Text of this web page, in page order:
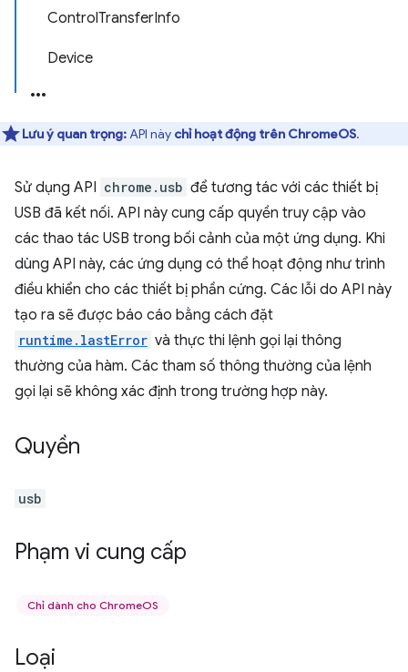
ControlTransferInfo
Device
Lưu ý quan trọng:API này chỉ hoạt động trên ChromeOS.
Sử dụng API chrome.usb để tương tác với các thiết bị
USB đã kết nối. API này cung cấp quyền truy cập vào
các thao tác USB trong bối cảnh của một ứng dụng. Khi
dùng API này, các ứng dụng có thể hoạt động như trình
điều khiển cho các thiết bị phần cứng. Các lỗi do API này
tạo ra sẽ được báo cáo bằng cách đặt
runtime.lastError và thực thi lệnh gọi lại thông
thường của hàm. Các tham số thông thường của lệnh
gọi lại sẽ không xác định trong trường hợp này.
Quyền
usb
Phạm vi cung cấp
Chỉ dành cho ChromeOS
Loại